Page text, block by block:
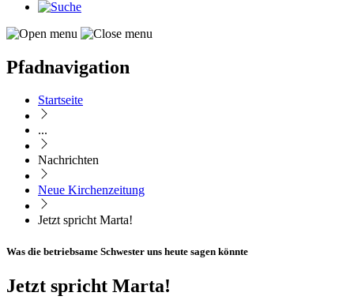
Pfadnavigation
Startseite
...
Nachrichten
Neue Kirchenzeitung
Jetzt spricht Marta!
Was die betriebsame Schwester uns heute sagen könnte
Jetzt spricht Marta!